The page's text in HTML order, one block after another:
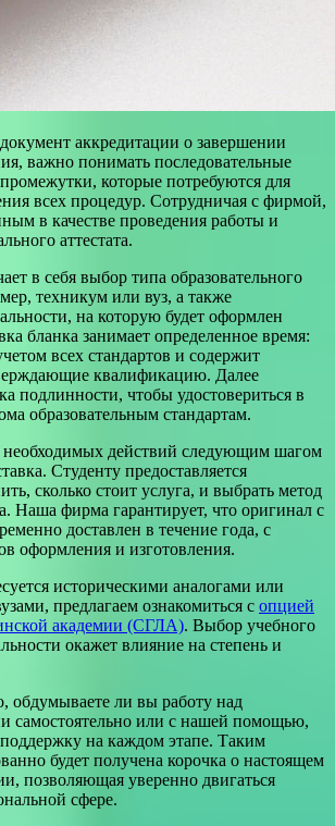
аккредитации о завершении
важно понимать последовательные
которые потребуются для
всех процедур. Сотрудничая с фирмой,
в качестве проведения работы и
аттестата.
в себя выбор типа образовательного
техникум или вуз, а также
на которую будет оформлен
бланка занимает определенное время:
всех стандартов и содержит
квалификацию. Далее
подлинности, чтобы удостовериться в
образовательным стандартам.
действий следующим шагом
Студенту предоставляется
сколько стоит услуга, и выбрать метод
Наша фирма гарантирует, что оригинал с
доставлен в течение года, с
оформления и изготовления.
историческими аналогами или
предлагаем ознакомиться с опцией
академии (СГЛА). Выбор учебного
окажет влияние на степень и
обдумываете ли вы работу над
самостоятельно или с нашей помощью,
на каждом этапе. Таким
будет получена корочка о настоящем
позволяющая уверенно двигаться
сфере.